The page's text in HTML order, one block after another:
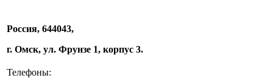
Россия, 644043,
г. Омск, ул. Фрунзе 1, корпус 3.
Телефоны: